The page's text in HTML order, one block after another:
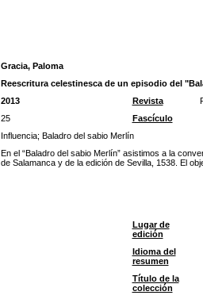
Gracia, Paloma
Reescritura celestinesca de un episodio del
2013 Revista
25 Fascículo
Influencia; Baladro del sabio Merlín
En el “Baladro del sabio Merlín” asistimos a la
de Salamanca y de la edición de Sevilla, 1538. El
Lugar de
edición
Idioma del
resumen
Título de la
colección